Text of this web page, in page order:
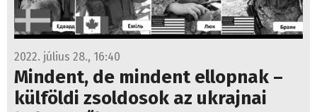
2022. július 28., 16:40
Mindent, de mindent ellopnak –
külföldi zsoldosok az ukrajnai
helyzetről